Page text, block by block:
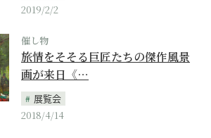
2019/2/2
催し物
旅情をそそる巨匠たちの傑作風景
画が来日《…
展覧会
2018/4/14